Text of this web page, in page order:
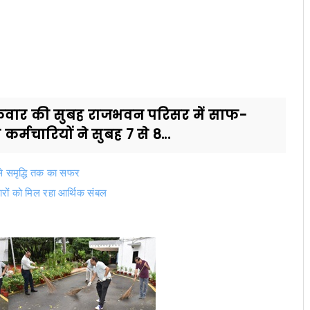
की सुबह राजभवन परिसर में साफ-
ने सुबह 7 से 8...
समृद्धि तक का सफर
को मिल रहा आर्थिक संबल